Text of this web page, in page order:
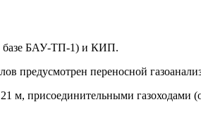
базе БАУ-ТП-1) и КИП.
предусмотрен переносной
м, присоединительными газоходами